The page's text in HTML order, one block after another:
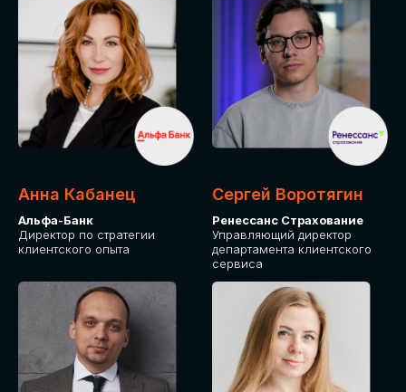
Анна Кабанец
Альфа-Банк
Директор по стратегии
клиентского опыта
Сергей Воротягин
Ренессанс Страхование
Управляющий директор
департамента клиентского
сервиса
СТОИМОСТЬ
УЧАСТИЯ